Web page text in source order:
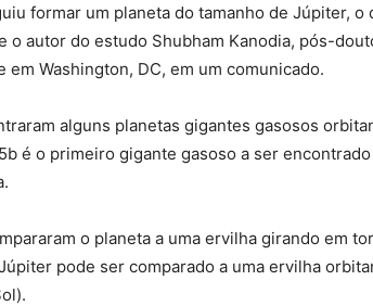
formar um planeta do tamanho de Júpiter, o
o autor do estudo Shubham Kanodia, pós-
Washington, DC, em um comunicado.
alguns planetas gigantes gasosos
é o primeiro gigante gasoso a ser
o planeta a uma ervilha girando em
pode ser comparado a uma ervilha